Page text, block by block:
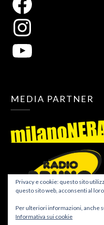
MEDIA PARTNER
Privacy e cookie: questo sito
questo sito web, acconsenti al
Per ulteriori informazioni, anche
Informativa sui cookie